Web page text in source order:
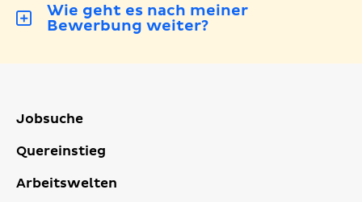
Wie geht es nach meiner
Bewerbung weiter?
Jobsuche
Quereinstieg
Arbeitswelten